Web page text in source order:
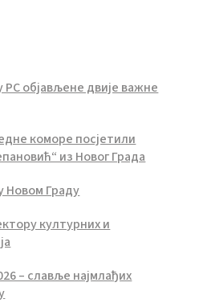
објављене двије важне
коморе посјетили
из Новог Града
Новом Граду
културних и
– славље најмлађих